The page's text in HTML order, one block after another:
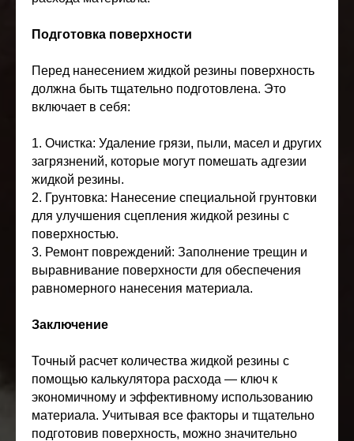
Подготовка поверхности
Перед нанесением жидкой резины поверхность
должна быть тщательно подготовлена. Это
включает в себя:
1. Очистка: Удаление грязи, пыли, масел и других
загрязнений, которые могут помешать адгезии
жидкой резины.
2. Грунтовка: Нанесение специальной грунтовки
для улучшения сцепления жидкой резины с
поверхностью.
3. Ремонт повреждений: Заполнение трещин и
выравнивание поверхности для обеспечения
равномерного нанесения материала.
Заключение
Точный расчет количества жидкой резины с
помощью калькулятора расхода — ключ к
экономичному и эффективному использованию
материала. Учитывая все факторы и тщательно
подготовив поверхность, можно значительно